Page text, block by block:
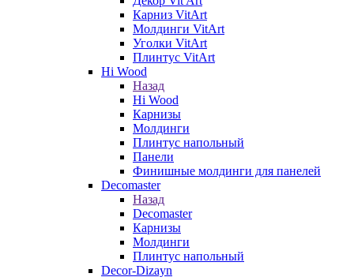
Карниз VitArt
Молдинги VitArt
Уголки VitArt
Плинтус VitArt
Hi Wood
Назад
Hi Wood
Карнизы
Молдинги
Плинтус напольный
Панели
Финишные молдинги для панелей
Decomaster
Назад
Decomaster
Карнизы
Молдинги
Плинтус напольный
Decor-Dizayn